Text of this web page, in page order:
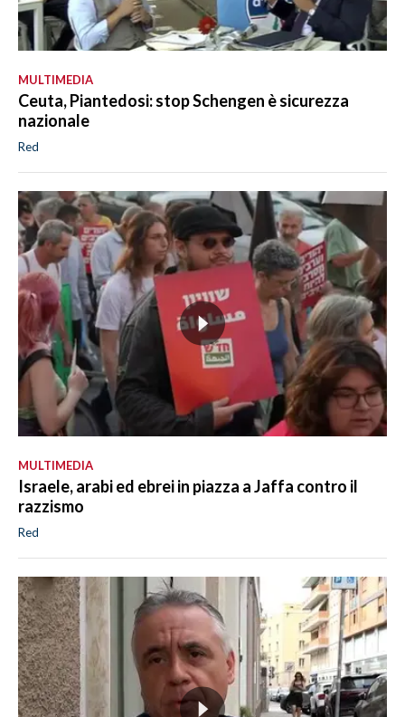
MULTIMEDIA
Ceuta, Piantedosi: stop Schengen è sicurezza
nazionale
Red
MULTIMEDIA
Israele, arabi ed ebrei in piazza a Jaffa contro il
razzismo
Red